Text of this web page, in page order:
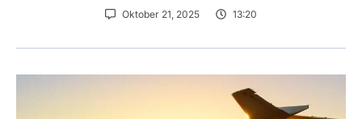
Oktober 21, 2025 13:20